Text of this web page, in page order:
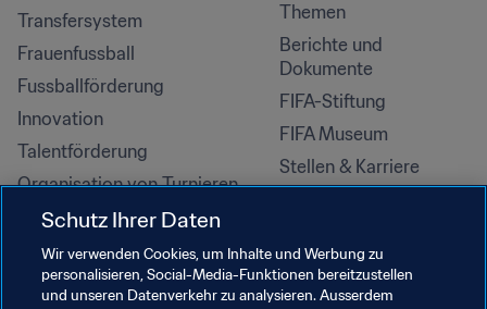
Transfersystem
Frauenfussball
Fussballförderung
Innovation
Talentförderung
Organisation von Turnieren
Nachhaltigkeit
Menschenrechte und
Antidiskriminierung
Themen
Berichte und
Dokumente
FIFA-Stiftung
FIFA Museum
Stellen & Karriere
Schutz Ihrer Daten
Wir verwenden Cookies, um Inhalte und Werbung zu
personalisieren, Social-Media-Funktionen bereitzustellen
und unseren Datenverkehr zu analysieren. Ausserdem